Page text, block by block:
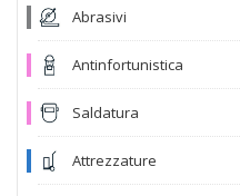
Abrasivi
Antinfortunistica
Saldatura
Attrezzature